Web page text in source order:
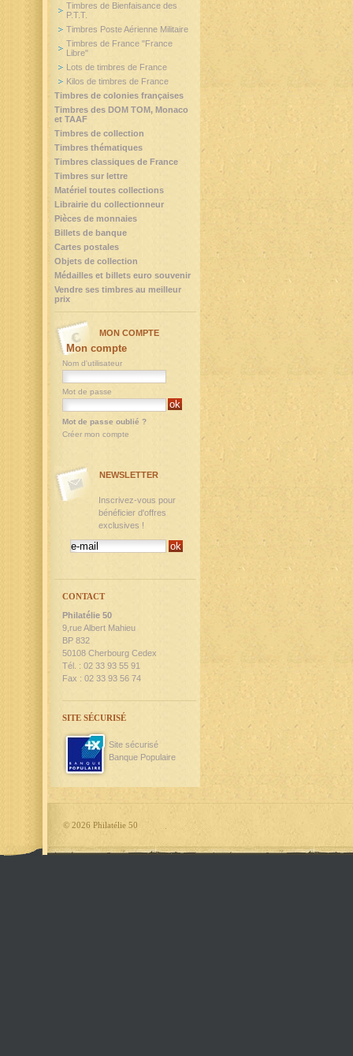
Timbres de Bienfaisance des
P.T.T.
Timbres Poste Aérienne Militaire
Timbres de France "France
Libre"
Lots de timbres de France
Kilos de timbres de France
Timbres de colonies françaises
Timbres des DOM TOM, Monaco
et TAAF
Timbres de collection
Timbres thématiques
Timbres classiques de France
Timbres sur lettre
Matériel toutes collections
Librairie du collectionneur
Pièces de monnaies
Billets de banque
Cartes postales
Objets de collection
Médailles et billets euro souvenir
Vendre ses timbres au meilleur
prix
MON COMPTE
Mon compte
Nom d'utilisateur
Mot de passe
Mot de passe oublié ?
Créer mon compte
NEWSLETTER
Inscrivez-vous pour
bénéficier d'offres
exclusives !
CONTACT
Philatélie 50
9,rue Albert Mahieu
BP 832
50108 Cherbourg Cedex
Tél. : 02 33 93 55 91
Fax : 02 33 93 56 74
SITE SÉCURISÉ
Site sécurisé
Banque Populaire
© 2026 Philatélie 50